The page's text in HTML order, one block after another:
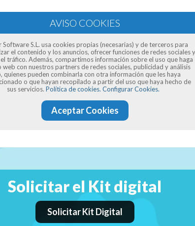
Solicitar el Kit digital
Solicitar Kit Digital
Software S.L. usa cookies propias (necesarias) y de terceros para
el contenido y los anuncios, ofrecer funciones de redes sociales y
tráfico. Además, compartimos información sobre el uso que haga
web con nuestros partners de redes sociales, publicidad y análisis
quienes pueden combinarla con otra información que les haya
o que hayan recopilado a partir del uso que haya hecho de
sus servicios. Política de cookies. Configurar Cookies.
Aceptar Cookies